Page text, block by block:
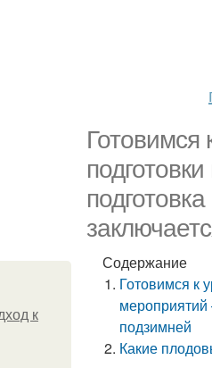
Готовимся
к
Содержание
Готовимся к
мероприятий
подзимней
Какие